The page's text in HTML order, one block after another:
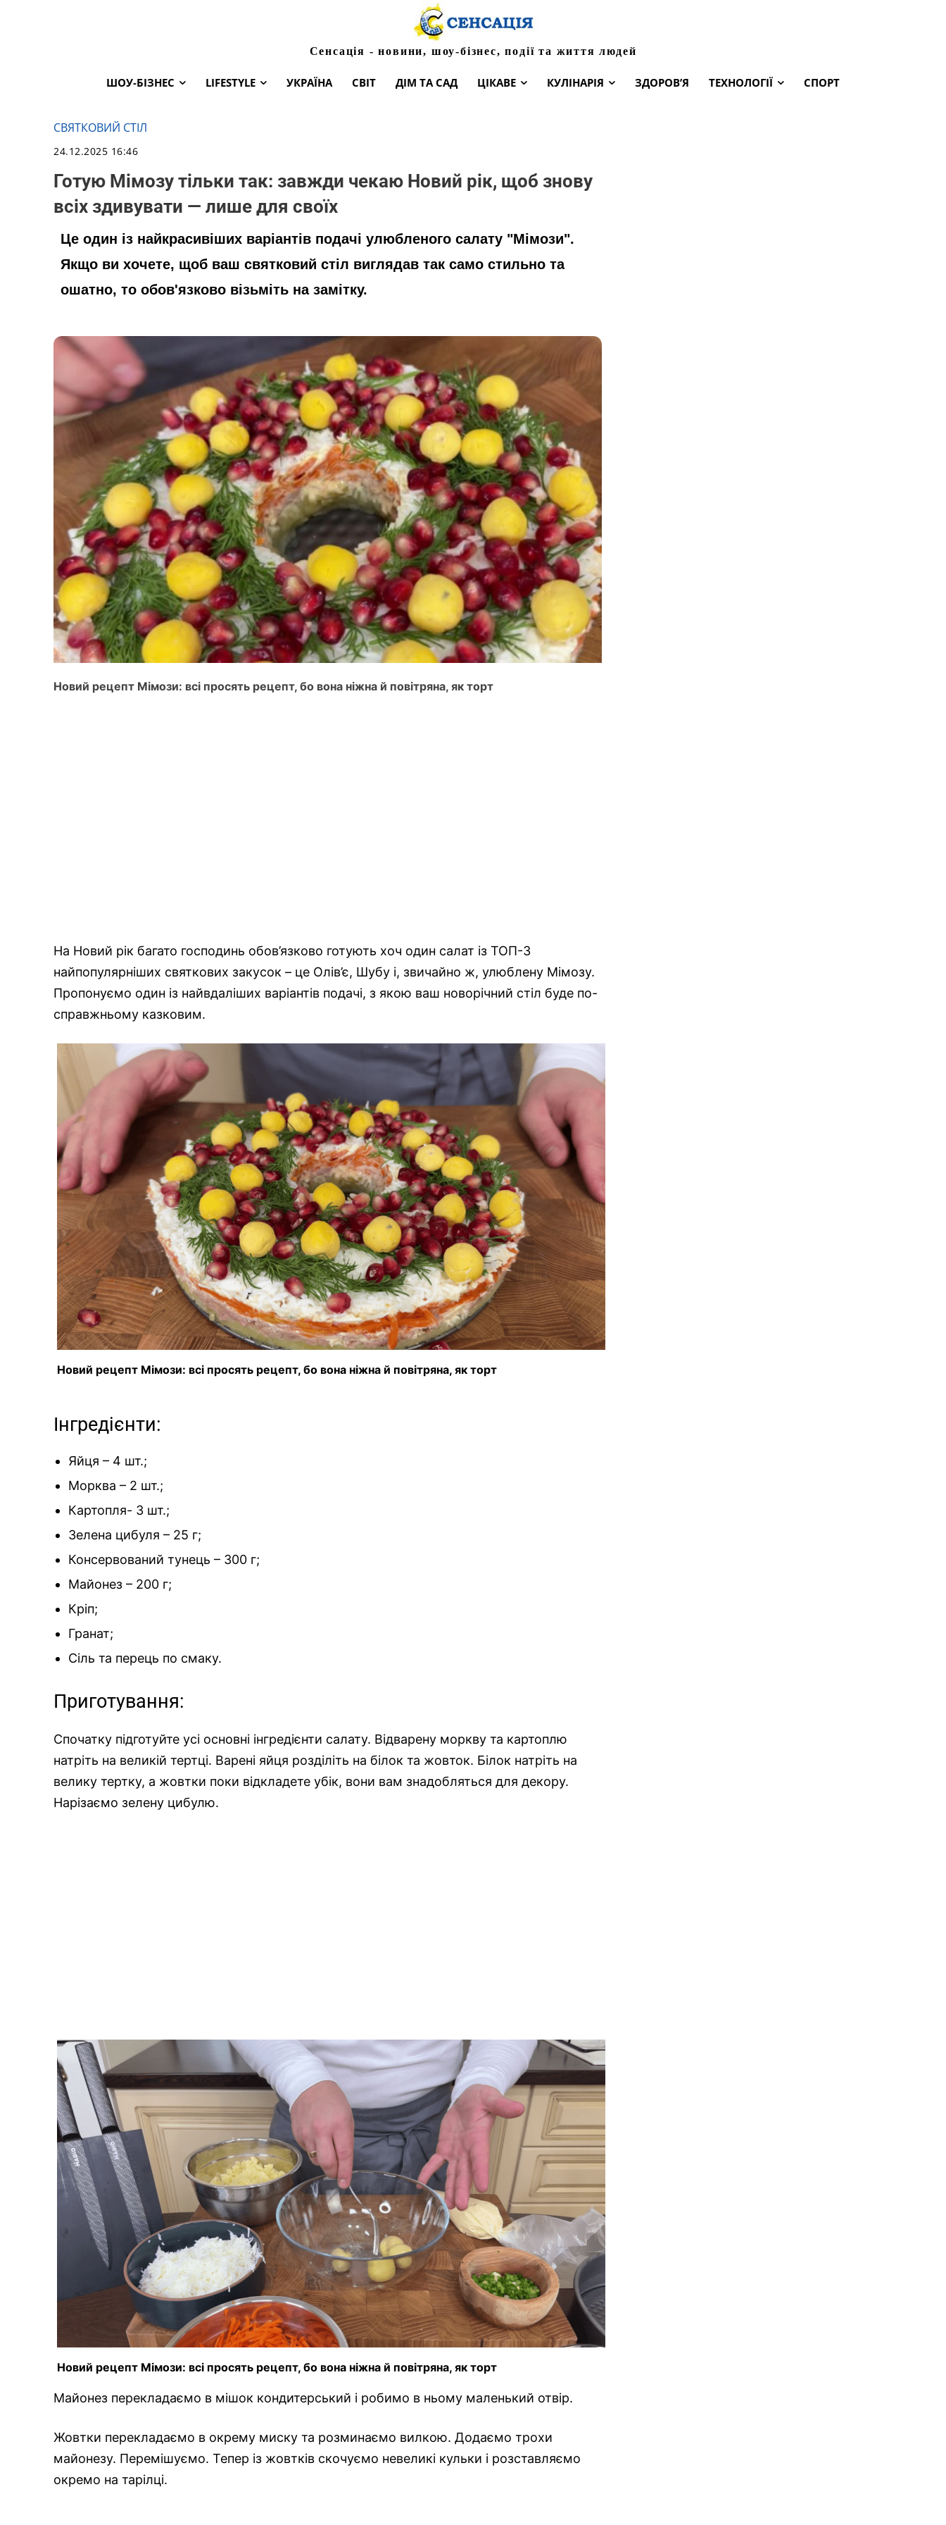
Сенсація - новини, шоу-бізнес, події та життя людей
ШОУ-БІЗНЕС LIFESTYLE УКРАЇНА СВІТ ДІМ ТА САД ЦІКАВЕ КУЛІНАРІЯ ЗДОРОВ’Я ТЕХНОЛОГІЇ СПОРТ
СВЯТКОВИЙ СТІЛ
24.12.2025 16:46
Готую Мімозу тільки так: завжди чекаю Новий рік, щоб знову
всіх здивувати — лише для своїх
Це один із найкрасивіших варіантів подачі улюбленого салату "Мімози".
Якщо ви хочете, щоб ваш святковий стіл виглядав так само стильно та
ошатно, то обов'язково візьміть на замітку.
Новий рецепт Мімози: всі просять рецепт, бо вона ніжна й повітряна, як торт
На Новий рік багато господинь обов’язково готують хоч один салат із ТОП-3
найпопулярніших святкових закусок – це Олів’є, Шубу і, звичайно ж, улюблену Мімозу.
Пропонуємо один із найвдаліших варіантів подачі, з якою ваш новорічний стіл буде по-
справжньому казковим.
Новий рецепт Мімози: всі просять рецепт, бо вона ніжна й повітряна, як торт
Інгредієнти:
Яйця – 4 шт.;
Морква – 2 шт.;
Картопля- 3 шт.;
Зелена цибуля – 25 г;
Консервований тунець – 300 г;
Майонез – 200 г;
Кріп;
Гранат;
Сіль та перець по смаку.
Приготування:
Спочатку підготуйте усі основні інгредієнти салату. Відварену моркву та картоплю
натріть на великій тертці. Варені яйця розділіть на білок та жовток. Білок натріть на
велику тертку, а жовтки поки відкладете убік, вони вам знадобляться для декору.
Нарізаємо зелену цибулю.
Новий рецепт Мімози: всі просять рецепт, бо вона ніжна й повітряна, як торт
Майонез перекладаємо в мішок кондитерський і робимо в ньому маленький отвір.
Жовтки перекладаємо в окрему миску та розминаємо вилкою. Додаємо трохи
майонезу. Перемішуємо. Тепер із жовтків скочуємо невеликі кульки і розставляємо
окремо на тарілці.